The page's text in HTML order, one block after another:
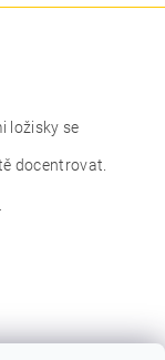
ložisky se
docentrovat.